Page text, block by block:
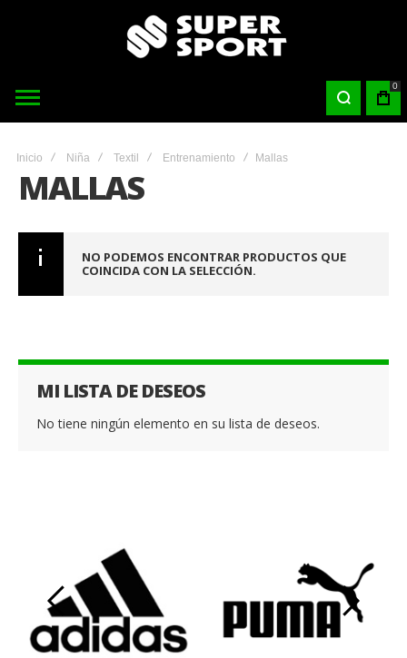
0
Inicio Niña Textil Entrenamiento Mallas
MALLAS
NO PODEMOS ENCONTRAR PRODUCTOS QUE
COINCIDA CON LA SELECCIÓN.
MI LISTA DE DESEOS
No tiene ningún elemento en su lista de deseos.
‹ ›